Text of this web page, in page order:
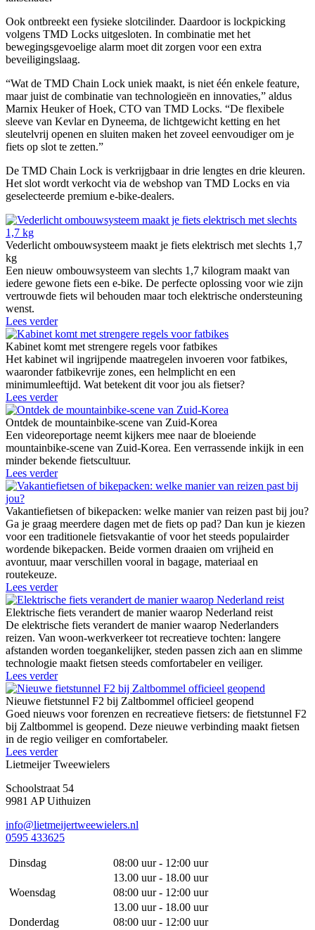
Ook ontbreekt een fysieke slotcilinder. Daardoor is lockpicking
volgens TMD Locks uitgesloten. In combinatie met het
bewegingsgevoelige alarm moet dit zorgen voor een extra
beveiligingslaag.
“Wat de TMD Chain Lock uniek maakt, is niet één enkele feature,
maar juist de combinatie van technologieën en innovaties,” aldus
Marnix Heuker of Hoek, CTO van TMD Locks. “De flexibele
sleeve van Kevlar en Dyneema, de lichtgewicht ketting en het
sleutelvrij openen en sluiten maken het zoveel eenvoudiger om je
fiets op slot te zetten.”
De TMD Chain Lock is verkrijgbaar in drie lengtes en drie kleuren.
Het slot wordt verkocht via de webshop van TMD Locks en via
geselecteerde premium e-bike-dealers.
Vederlicht ombouwsysteem maakt je fiets elektrisch met slechts 1,7
kg
Een nieuw ombouwsysteem van slechts 1,7 kilogram maakt van
iedere gewone fiets een e-bike. De perfecte oplossing voor wie zijn
vertrouwde fiets wil behouden maar toch elektrische ondersteuning
wenst.
Lees verder
Kabinet komt met strengere regels voor fatbikes
Het kabinet wil ingrijpende maatregelen invoeren voor fatbikes,
waaronder fatbikevrije zones, een helmplicht en een
minimumleeftijd. Wat betekent dit voor jou als fietser?
Lees verder
Ontdek de mountainbike-scene van Zuid-Korea
Een videoreportage neemt kijkers mee naar de bloeiende
mountainbike-scene van Zuid-Korea. Een verrassende inkijk in een
minder bekende fietscultuur.
Lees verder
Vakantiefietsen of bikepacken: welke manier van reizen past bij jou?
Ga je graag meerdere dagen met de fiets op pad? Dan kun je kiezen
voor een traditionele fietsvakantie of voor het steeds populairder
wordende bikepacken. Beide vormen draaien om vrijheid en
avontuur, maar verschillen vooral in bagage, materiaal en
routekeuze.
Lees verder
Elektrische fiets verandert de manier waarop Nederland reist
De elektrische fiets verandert de manier waarop Nederlanders
reizen. Van woon-werkverkeer tot recreatieve tochten: langere
afstanden worden toegankelijker, steden passen zich aan en slimme
technologie maakt fietsen steeds comfortabeler en veiliger.
Lees verder
Nieuwe fietstunnel F2 bij Zaltbommel officieel geopend
Goed nieuws voor forenzen en recreatieve fietsers: de fietstunnel F2
bij Zaltbommel is geopend. Deze nieuwe verbinding maakt fietsen
in de regio veiliger en comfortabeler.
Lees verder
Lietmeijer Tweewielers
Schoolstraat 54
9981 AP Uithuizen
info@lietmeijertweewielers.nl
0595 433625
Dinsdag
08:00 uur - 12:00 uur
13.00 uur - 18.00 uur
Woensdag
08:00 uur - 12:00 uur
13.00 uur - 18.00 uur
Donderdag
08:00 uur - 12:00 uur